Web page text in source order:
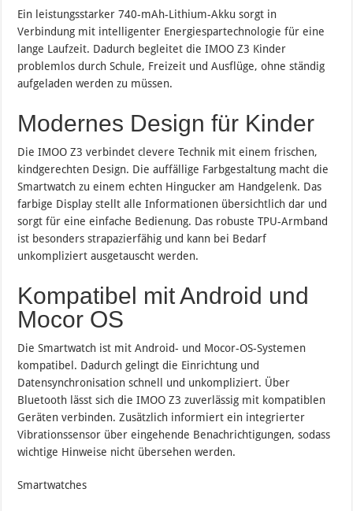
Ein leistungsstarker 740-mAh-Lithium-Akku sorgt in
Verbindung mit intelligenter Energiespartechnologie für eine
lange Laufzeit. Dadurch begleitet die IMOO Z3 Kinder
problemlos durch Schule, Freizeit und Ausflüge, ohne ständig
aufgeladen werden zu müssen.
Modernes Design für Kinder
Die IMOO Z3 verbindet clevere Technik mit einem frischen,
kindgerechten Design. Die auffällige Farbgestaltung macht die
Smartwatch zu einem echten Hingucker am Handgelenk. Das
farbige Display stellt alle Informationen übersichtlich dar und
sorgt für eine einfache Bedienung. Das robuste TPU-Armband
ist besonders strapazierfähig und kann bei Bedarf
unkompliziert ausgetauscht werden.
Kompatibel mit Android und
Mocor OS
Die Smartwatch ist mit Android- und Mocor-OS-Systemen
kompatibel. Dadurch gelingt die Einrichtung und
Datensynchronisation schnell und unkompliziert. Über
Bluetooth lässt sich die IMOO Z3 zuverlässig mit kompatiblen
Geräten verbinden. Zusätzlich informiert ein integrierter
Vibrationssensor über eingehende Benachrichtigungen, sodass
wichtige Hinweise nicht übersehen werden.
Smartwatches